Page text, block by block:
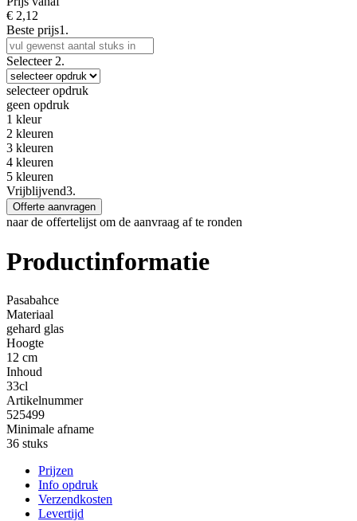
€ 2,12
Beste prijs1.
Selecteer 2.
selecteer opdruk
geen opdruk
1 kleur
2 kleuren
3 kleuren
4 kleuren
5 kleuren
Vrijblijvend3.
Offerte aanvragen
naar de offertelijst om de aanvraag af te ronden
Productinformatie
Pasabahce
Materiaal
gehard glas
Hoogte
12 cm
Inhoud
33cl
Artikelnummer
525499
Minimale afname
36 stuks
Prijzen
Info opdruk
Verzendkosten
Levertijd